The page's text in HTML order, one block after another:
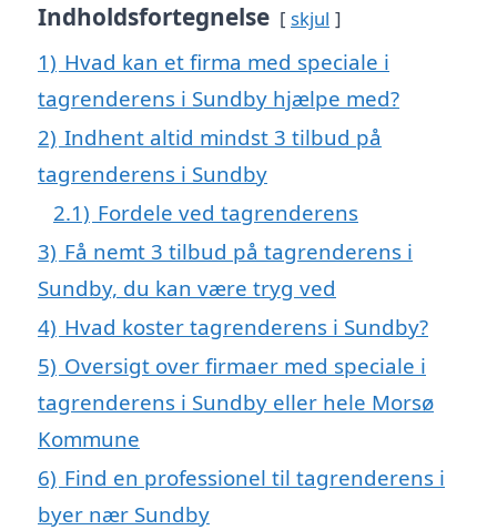
Indholdsfortegnelse skjul
1) Hvad kan et firma med speciale i
tagrenderens i Sundby hjælpe med?
2) Indhent altid mindst 3 tilbud på
tagrenderens i Sundby
2.1) Fordele ved tagrenderens
3) Få nemt 3 tilbud på tagrenderens i
Sundby, du kan være tryg ved
4) Hvad koster tagrenderens i Sundby?
5) Oversigt over firmaer med speciale i
tagrenderens i Sundby eller hele Morsø
Kommune
6) Find en professionel til tagrenderens i
byer nær Sundby